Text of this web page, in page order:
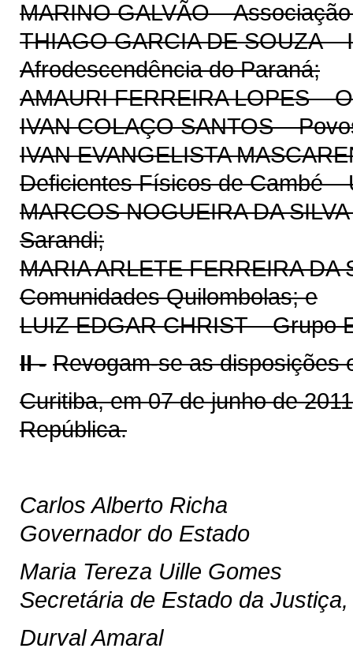
MARINO GALVÃO –
THIAGO GARCIA DE SOUZA –
Afrodescendência do Paraná;
AMAURI FERREIRA LOPES –
IVAN COLAÇO SANTOS –
IVAN EVANGELISTA
Deficientes Físicos de Cambé –
MARCOS NOGUEIRA DA
Sarandi;
MARIA ARLETE FERREIRA DA
Comunidades Quilombolas; e
LUIZ EDGAR CHRIST – Grupo
II - Revogam-se as disposições
Curitiba, em 07 de junho de
República.
Carlos Alberto Richa
Governador do Estado
Maria Tereza Uille Gomes
Secretária de Estado da
Durval Amaral